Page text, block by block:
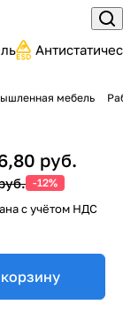
мебель
руб.
-12%
с учётом НДС